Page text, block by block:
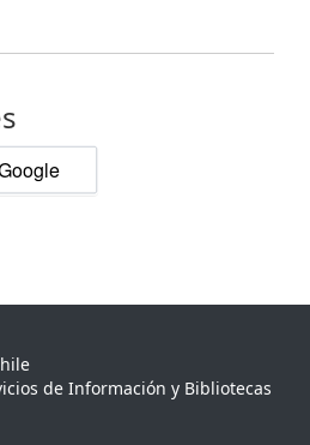
de Información y Bibliotecas